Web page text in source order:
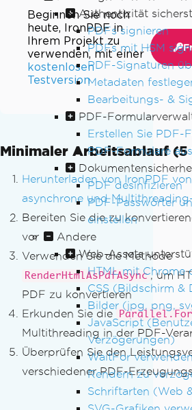
Authentizität
PDFs signieren
PDFs mit HSM
PDF-Signaturen
Metadaten
Bearbeitungs- &
PDF-
Erstellen Sie PDF-
PDF-Formulare
PDF desinfizieren
PDF-Passwörter
einstellen
Andere
Web-Assets
HTML mit Chrome
CSS (Bildschirm &
Bilder (jpg, png,
JavaScript
Verzögerungen)
WaitFor
Rendern zu
Schriftarten (Web
Beginnen Sie noch
heute, IronPDF in
Ihrem Projekt zu
verwenden, mit einer
kostenlosen
Testversion
Minimaler Arbeitsablauf
Herunterladen von IronPDF
asynchrone und
Bereiten Sie die zu
vor
Verwenden Sie die Methode
RenderHtmlAsPdfAsync , um
PDF zu konvertieren
Erkunden Sie die
Multithreading in der PDF-
Überprüfen Sie den
verschiedener PDF-